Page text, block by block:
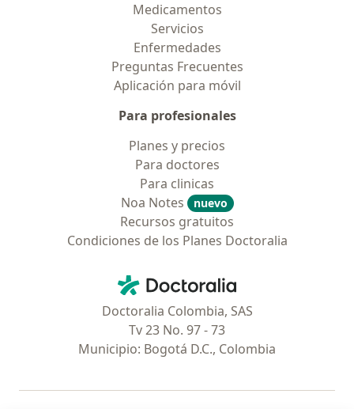
Medicamentos
Servicios
Enfermedades
Preguntas Frecuentes
Aplicación para móvil
Para profesionales
Planes y precios
Para doctores
Para clinicas
Noa Notes
nuevo
Recursos gratuitos
Condiciones de los Planes Doctoralia
Doctoralia - Página de inicio
Doctoralia Colombia, SAS
Tv 23 No. 97 - 73
Municipio: Bogotá D.C., Colombia